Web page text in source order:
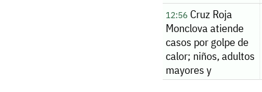
12:56 Cruz Roja
Monclova atiende
casos por golpe de
calor; niños, adultos
mayores y
trabajadores, los